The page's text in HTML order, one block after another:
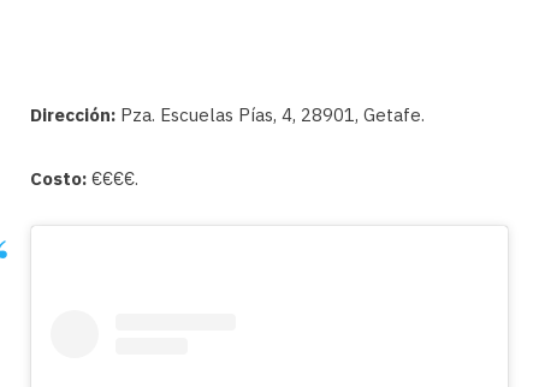
Dirección: Pza. Escuelas Pías, 4, 28901, Getafe.
Costo: €€€€.